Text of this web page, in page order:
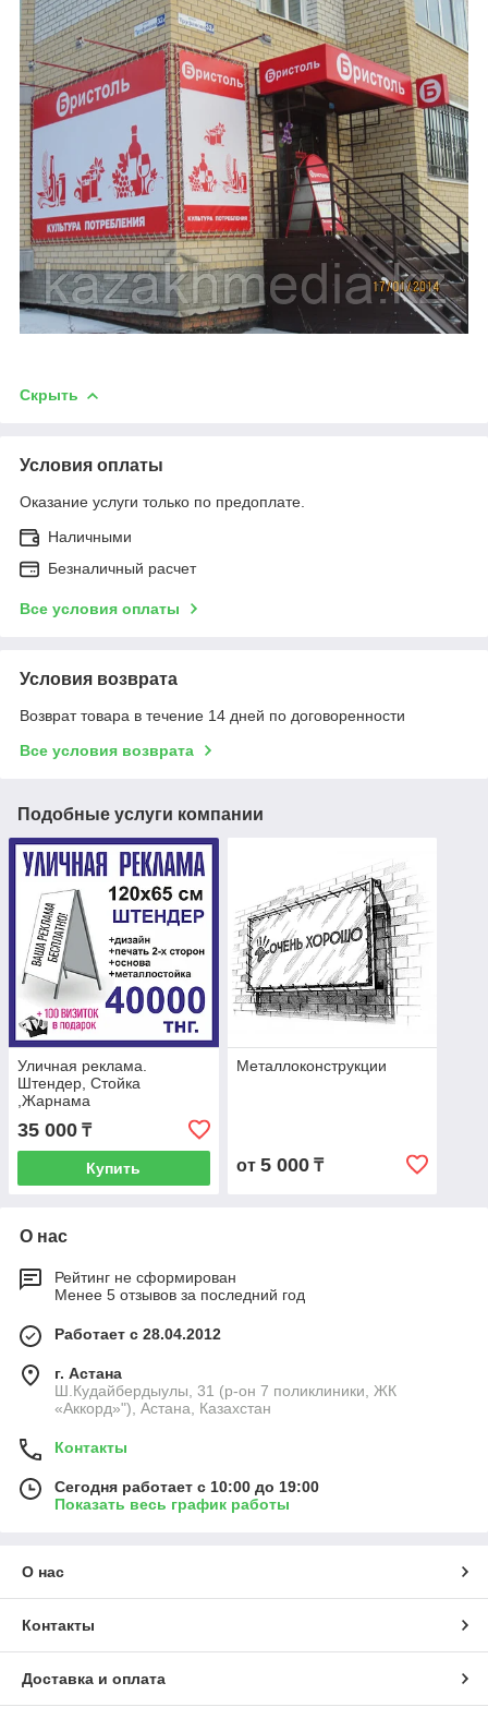
Скрыть
Условия оплаты
Оказание услуги только по предоплате.
Наличными
Безналичный расчет
Все условия оплаты
Условия возврата
Возврат товара в течение 14 дней по договоренности
Все условия возврата
Подобные услуги компании
Уличная реклама.
Штендер, Стойка
,Жарнама
35 000 ₸
Купить
Металлоконструкции
от 5 000₸
О нас
Рейтинг не сформирован
Менее 5 отзывов за последний год
Работает с 28.04.2012
г. Астана
Ш.Кудайбердыулы, 31 (р-он 7 поликлиники, ЖК
«Аккорд»"), Астана, Казахстан
Контакты
Сегодня работает с 10:00 до 19:00
Показать весь график работы
О нас
Контакты
Доставка и оплата